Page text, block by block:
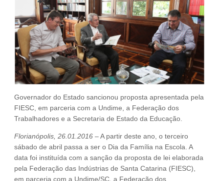
Fale Conosco
NOSSAS ASSOCIADAS
SEJA UM ASSOCIADO
VAGAS
Governador do Estado sancionou proposta apresentada pela
FIESC, em parceria com a Undime, a Federação dos
Trabalhadores e a Secretaria de Estado da Educação.
Florianópolis, 26.01.2016 – A partir deste ano, o terceiro
sábado de abril passa a ser o Dia da Família na Escola. A
data foi instituída com a sanção da proposta de lei elaborada
pela Federação das Indústrias de Santa Catarina (FIESC),
em parceria com a Undime/SC, a Federação dos